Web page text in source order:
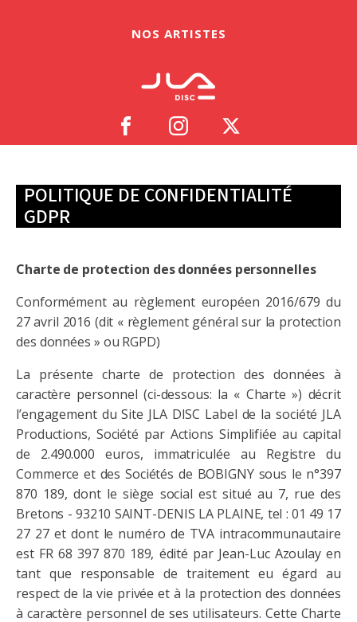
NOS ARTISTES
POLITIQUE DE CONFIDENTIALITÉ
GDPR
Charte de protection des données personnelles
Conformément au règlement européen 2016/679 du
27 avril 2016 (dit « règlement général sur la protection
des données » ou RGPD)
La présente charte de protection des données à
caractère personnel (ci-dessous: la « Charte ») décrit
l’engagement du Site JLA DISC Label de la société JLA
Productions, Société par Actions Simplifiée au capital
de 2.490.000 euros, immatriculée au Registre du
Commerce et des Sociétés de BOBIGNY sous le n°397
870 189, dont le siège social est situé au 7, rue des
Bretons - 93210 SAINT-DENIS LA PLAINE, tel : 01 49 17
27 27 et dont le numéro de TVA intracommunautaire
est FR 68 397 870 189, édité par Jean-Luc Azoulay en
tant que responsable de traitement eu égard au
respect de la vie privée et à la protection des données
à caractère personnel de ses utilisateurs. Cette Charte